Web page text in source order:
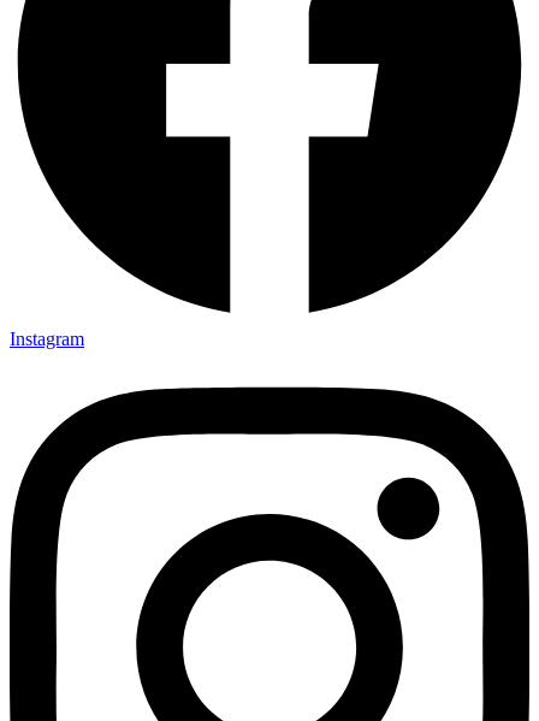
Instagram